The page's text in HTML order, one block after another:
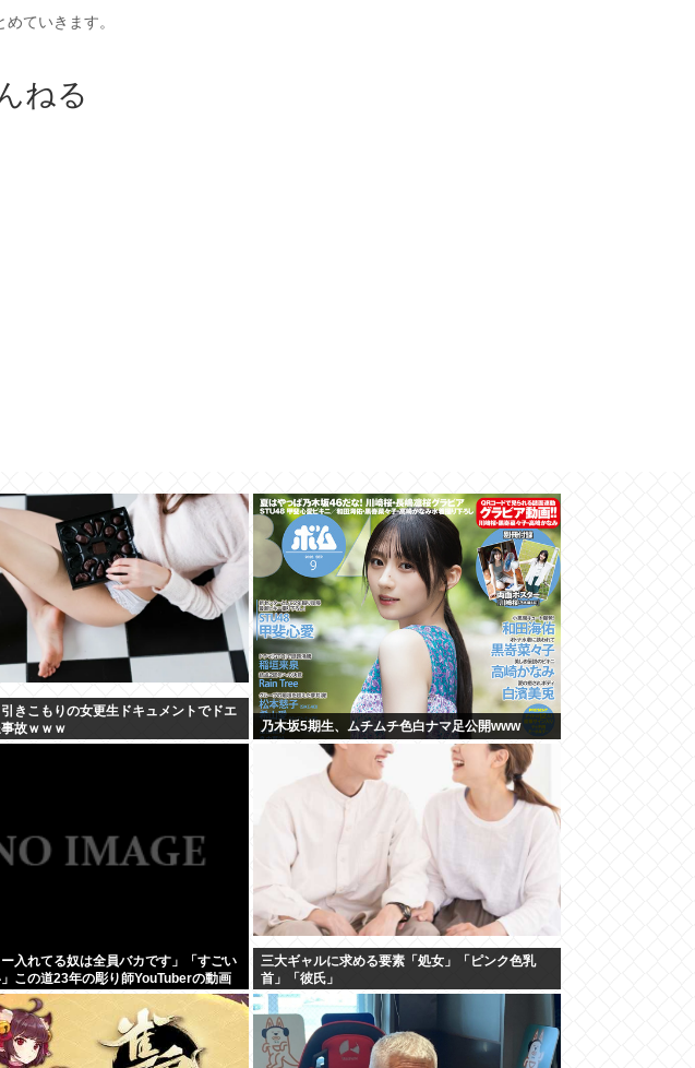
ていきます。
ねる
引きこもりの女更生ドキュメントでドエ
故ｗｗｗ
乃木坂5期生、ムチムチ色白ナマ足公開www
ー入れてる奴は全員バカです」「すごい
この道23年の彫り師YouTuberの動画
三大ギャルに求める要素「処女」「ピンク色乳
首」「彼氏」